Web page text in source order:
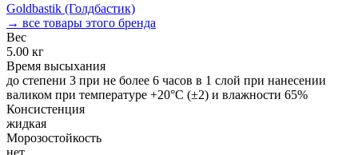
Goldbastik (Голдбастик)
→ все товары этого бренда
Вес
5.00 кг
Время высыхания
до степени 3 при не более 6 часов в 1 слой при нанесении
валиком при температуре +20°C (±2) и влажности 65%
Консистенция
жидкая
Морозостойкость
нет